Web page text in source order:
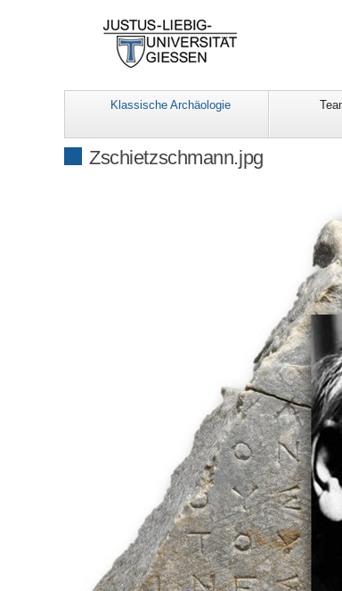
Klassische Archäologie
Zschietzschmann.jpg